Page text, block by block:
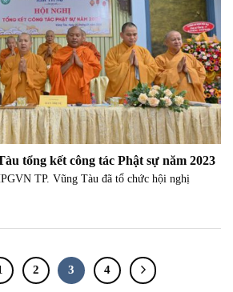
tổng kết công tác Phật sự năm 2023
TP. Vũng Tàu đã tổ chức hội nghị
2 3 4